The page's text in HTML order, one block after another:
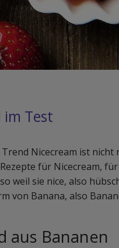
im Test
Nicecream ist
für Nicecream,
weil sie nice, also
von Banana, also
aus Bananen